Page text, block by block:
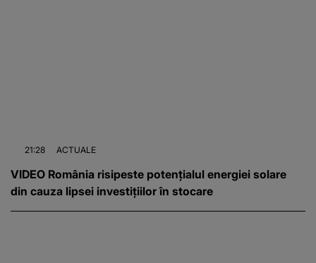
21:28 ACTUALE
VIDEO România risipeste potențialul energiei solare
din cauza lipsei investițiilor în stocare